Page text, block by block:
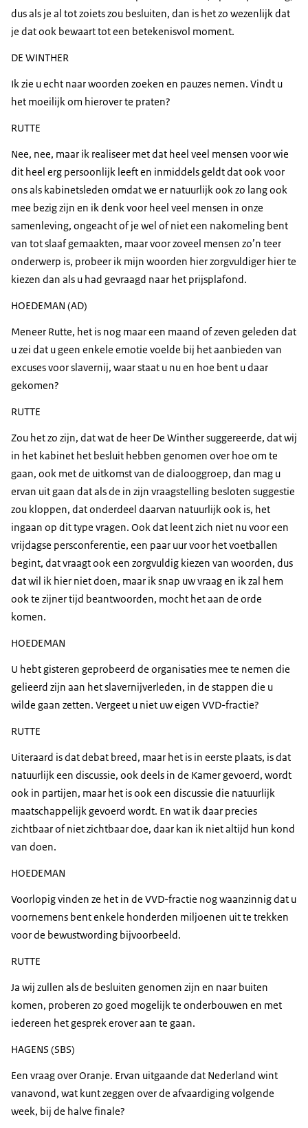
dus als je al tot zoiets zou besluiten, dan is het zo wezenlijk dat
je dat ook bewaart tot een betekenisvol moment.
DE WINTHER
Ik zie u echt naar woorden zoeken en pauzes nemen. Vindt u
het moeilijk om hierover te praten?
RUTTE
Nee, nee, maar ik realiseer met dat heel veel mensen voor wie
dit heel erg persoonlijk leeft en inmiddels geldt dat ook voor
ons als kabinetsleden omdat we er natuurlijk ook zo lang ook
mee bezig zijn en ik denk voor heel veel mensen in onze
samenleving, ongeacht of je wel of niet een nakomeling bent
van tot slaaf gemaakten, maar voor zoveel mensen zo’n teer
onderwerp is, probeer ik mijn woorden hier zorgvuldiger hier te
kiezen dan als u had gevraagd naar het prijsplafond.
HOEDEMAN (AD)
Meneer Rutte, het is nog maar een maand of zeven geleden dat
u zei dat u geen enkele emotie voelde bij het aanbieden van
excuses voor slavernij, waar staat u nu en hoe bent u daar
gekomen?
RUTTE
Zou het zo zijn, dat wat de heer De Winther suggereerde, dat wij
in het kabinet het besluit hebben genomen over hoe om te
gaan, ook met de uitkomst van de dialooggroep, dan mag u
ervan uit gaan dat als de in zijn vraagstelling besloten suggestie
zou kloppen, dat onderdeel daarvan natuurlijk ook is, het
ingaan op dit type vragen. Ook dat leent zich niet nu voor een
vrijdagse persconferentie, een paar uur voor het voetballen
begint, dat vraagt ook een zorgvuldig kiezen van woorden, dus
dat wil ik hier niet doen, maar ik snap uw vraag en ik zal hem
ook te zijner tijd beantwoorden, mocht het aan de orde
komen.
HOEDEMAN
U hebt gisteren geprobeerd de organisaties mee te nemen die
gelieerd zijn aan het slavernijverleden, in de stappen die u
wilde gaan zetten. Vergeet u niet uw eigen VVD-fractie?
RUTTE
Uiteraard is dat debat breed, maar het is in eerste plaats, is dat
natuurlijk een discussie, ook deels in de Kamer gevoerd, wordt
ook in partijen, maar het is ook een discussie die natuurlijk
maatschappelijk gevoerd wordt. En wat ik daar precies
zichtbaar of niet zichtbaar doe, daar kan ik niet altijd hun kond
van doen.
HOEDEMAN
Voorlopig vinden ze het in de VVD-fractie nog waanzinnig dat u
voornemens bent enkele honderden miljoenen uit te trekken
voor de bewustwording bijvoorbeeld.
RUTTE
Ja wij zullen als de besluiten genomen zijn en naar buiten
komen, proberen zo goed mogelijk te onderbouwen en met
iedereen het gesprek erover aan te gaan.
HAGENS (SBS)
Een vraag over Oranje. Ervan uitgaande dat Nederland wint
vanavond, wat kunt zeggen over de afvaardiging volgende
week, bij de halve finale?